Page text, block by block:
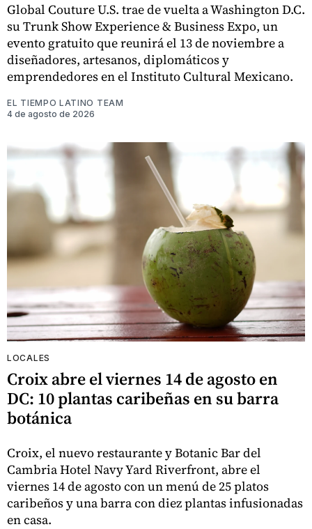
Global Couture U.S. trae de vuelta a Washington D.C.
su Trunk Show Experience & Business Expo, un
evento gratuito que reunirá el 13 de noviembre a
diseñadores, artesanos, diplomáticos y
emprendedores en el Instituto Cultural Mexicano.
EL TIEMPO LATINO TEAM
4 de agosto de 2026
LOCALES
Croix abre el viernes 14 de agosto en
DC: 10 plantas caribeñas en su barra
botánica
Croix, el nuevo restaurante y Botanic Bar del
Cambria Hotel Navy Yard Riverfront, abre el
viernes 14 de agosto con un menú de 25 platos
caribeños y una barra con diez plantas infusionadas
en casa.